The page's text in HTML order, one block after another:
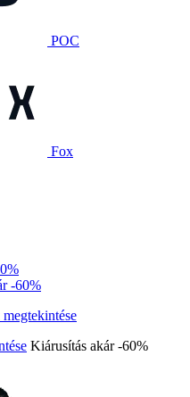
POC
Fox
-60%
Kiárusítás akár -60%